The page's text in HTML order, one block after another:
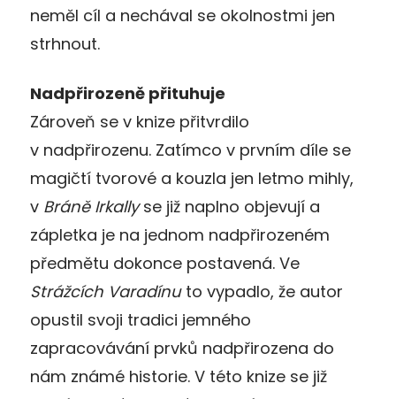
neměl cíl a nechával se okolnostmi jen
strhnout.
Nadpřirozeně přituhuje
Zároveň se v knize přitvrdilo
v nadpřirozenu. Zatímco v prvním díle se
magičtí tvorové a kouzla jen letmo mihly,
v Bráně Irkallyse již naplno objevují a
zápletka je na jednom nadpřirozeném
předmětu dokonce postavená. Ve
Strážcích Varadínuto vypadlo, že autor
opustil svoji tradici jemného
zapracovávání prvků nadpřirozena do
nám známé historie. V této knize se již